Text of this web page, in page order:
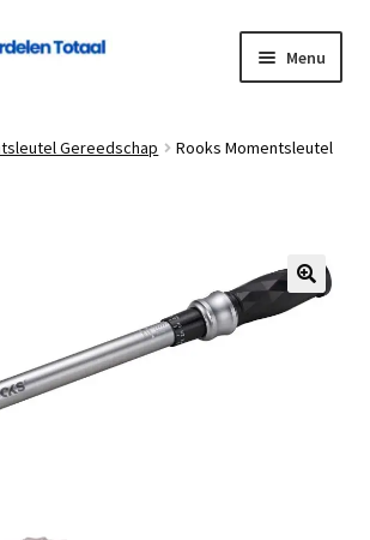
Menu
Gereedschap
Rooks Momentsleutel